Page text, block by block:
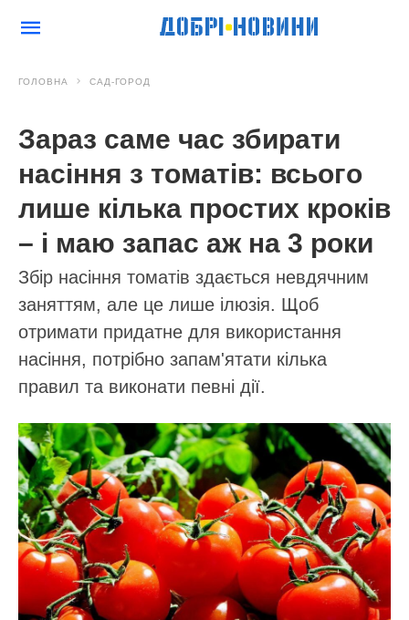
ГОЛОВНА САД-ГОРОД
Зараз саме час збирати
насіння з томатів: всього
лише кілька простих кроків
– і маю запас аж на 3 роки
Збір насіння томатів здається невдячним
заняттям, але це лише ілюзія. Щоб
отримати придатне для використання
насіння, потрібно запам'ятати кілька
правил та виконати певні дії.